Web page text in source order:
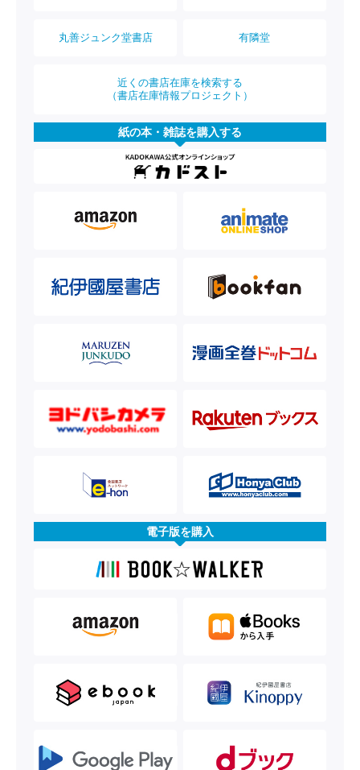
丸善ジュンク堂書店 有隣堂
近くの書店在庫を検索する
（書店在庫情報プロジェクト）
紙の本・雑誌を購入する
電子版を購入